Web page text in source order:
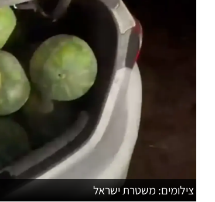
צילומים: משטרת ישראל